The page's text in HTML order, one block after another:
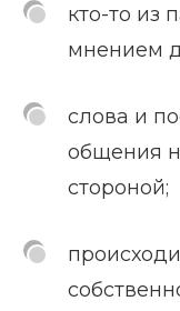
кто-то из
мнением
слова и
общения
стороной;